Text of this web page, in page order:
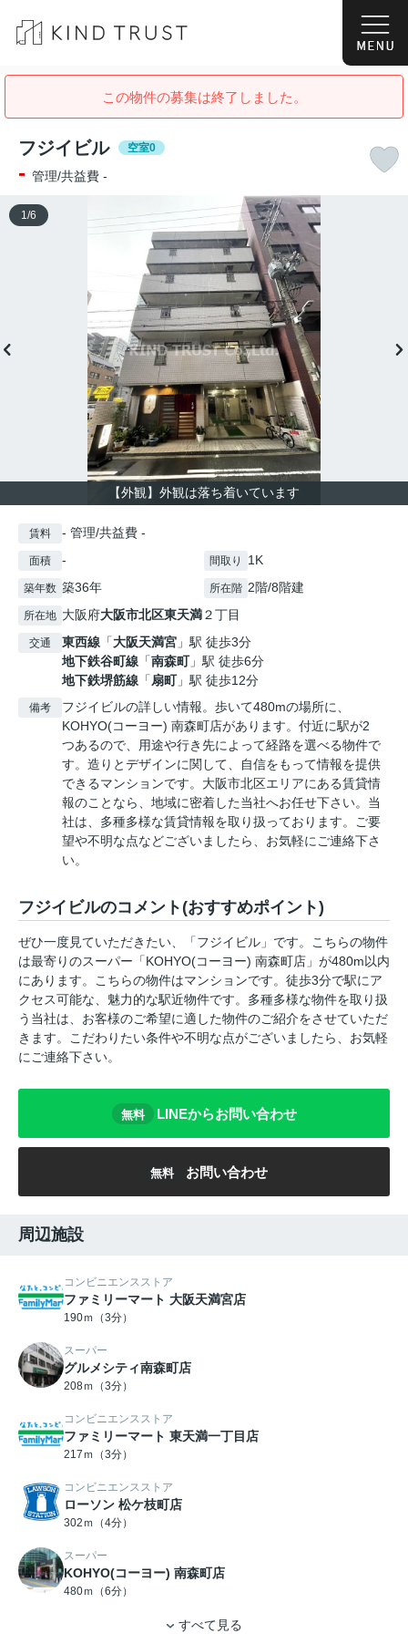
この物件の募集は終了しました。
フジイビル 空室0
- 管理/共益費 -
【外観】外観は落ち着いています
1 /6
賃料 - 管理/共益費 -
面積 - 間取り 1K
築年数 築36年 所在階 2階/8階建
所在地 大阪府大阪市北区東天満２丁目
交通 東西線 「大阪天満宮 」駅 徒歩3分
地下鉄谷町線 「南森町」駅 徒歩6分
地下鉄堺筋線 「扇町」駅 徒歩12分
備考
フジイビルの詳しい情報。歩いて480mの場所に、
KOHYO(コーヨー) 南森町店があります。付近に駅が2
つあるので、用途や行き先によって経路を選べる物件で
す。造りとデザインに関して、自信をもって情報を提供
できるマンションです。大阪市北区エリアにある賃貸情
報のことなら、地域に密着した当社へお任せ下さい。当
社は、多種多様な賃貸情報を取り扱っております。ご要
望や不明な点などございましたら、お気軽にご連絡下さ
い。
フジイビルのコメント(おすすめポイント)
ぜひ一度見ていただきたい、「フジイビル」です。こちらの物件
は最寄りのスーパー「KOHYO(コーヨー) 南森町店」が480m以内
にあります。こちらの物件はマンションです。徒歩3分で駅にア
クセス可能な、魅力的な駅近物件です。多種多様な物件を取り扱
う当社は、お客様のご希望に適した物件のご紹介をさせていただ
きます。こだわりたい条件や不明な点がございましたら、お気軽
にご連絡下さい。
無料 LINEからお問い合わせ
無料 お問い合わせ
周辺施設
コンビニエンスストア
ファミリーマート 大阪天満宮店
190ｍ（3分）
スーパー
グルメシティ南森町店
208ｍ（3分）
コンビニエンスストア
ファミリーマート 東天満一丁目店
217ｍ（3分）
コンビニエンスストア
ローソン 松ケ枝町店
302ｍ（4分）
スーパー
KOHYO(コーヨー) 南森町店
480ｍ（6分）
すべて見る